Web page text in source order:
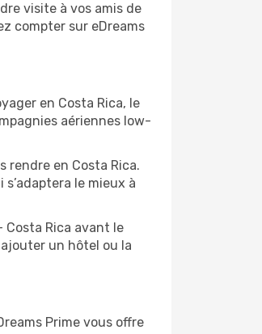
visite à vos amis de
compter sur eDreams
en Costa Rica, le
aériennes low-
rendre en Costa Rica.
le mieux à
Rica avant le
un hôtel ou la
Prime vous offre